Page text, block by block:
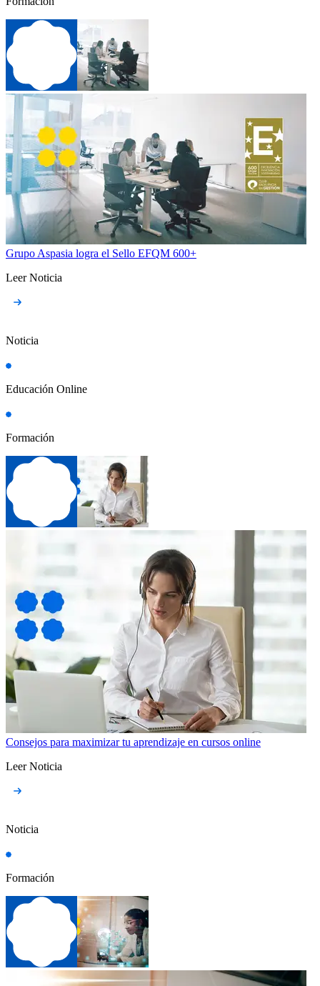
Grupo Aspasia logra el Sello EFQM 600+
Leer Noticia
Noticia
Educación Online
Formación
Consejos para maximizar tu aprendizaje en cursos online
Leer Noticia
Noticia
Formación